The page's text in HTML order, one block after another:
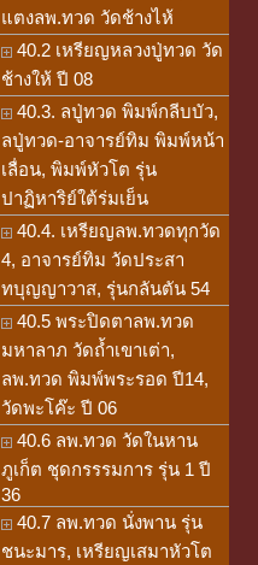
แตงลพ.ทวด วัดช้างไห้
40.2 เหรียญหลวงปู่ทวด วัด
ช้างให้ ปี 08
40.3. ลปู่ทวด พิมพ์กลีบบัว,
ลปู่ทวด-อาจารย์ทิม พิมพ์หน้า
เลื่อน, พิมพ์หัวโต รุ่น
ปาฏิหาริย์ใต้ร่มเย็น
40.4. เหรียญลพ.ทวดทุกวัด
4, อาจารย์ทิม วัดประสา
ทบุญญาวาส, รุ่นกลันตัน 54
40.5 พระปิดตาลพ.ทวด
มหาลาภ วัดถ้ำเขาเต่า,
ลพ.ทวด พิมพ์พระรอด ปี14,
วัดพะโค๊ะ ปี 06
40.6 ลพ.ทวด วัดในหาน
ภูเก็ต ชุดกรรรมการ รุ่น 1 ปี
36
40.7 ลพ.ทวด นั่งพาน รุ่น
ชนะมาร, เหรียญเสมาหัวโต